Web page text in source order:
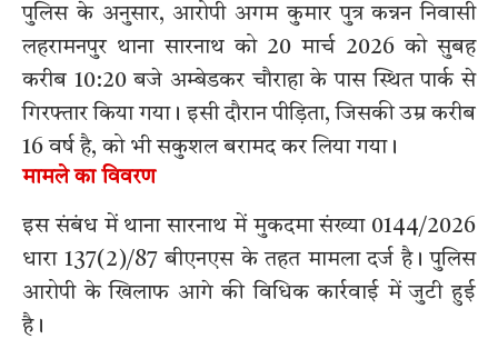
पुलिस के अनुसार, आरोपी अगम कुमार पुत्र कन्नन निवासी
लहरामनपुर थाना सारनाथ को 20 मार्च 2026 को सुबह
करीब 10:20 बजे अम्बेडकर चौराहा के पास स्थित पार्क से
गिरफ्तार किया गया। इसी दौरान पीड़िता, जिसकी उम्र करीब
16 वर्ष है, को भी सकुशल बरामद कर लिया गया।
मामले का विवरण
इस संबंध में थाना सारनाथ में मुकदमा संख्या 0144/2026
धारा 137(2)/87 बीएनएस के तहत मामला दर्ज है। पुलिस
आरोपी के खिलाफ आगे की विधिक कार्रवाई में जुटी हुई
है।